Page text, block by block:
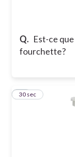
Q. Est-ce
fourchette?
11
30 sec